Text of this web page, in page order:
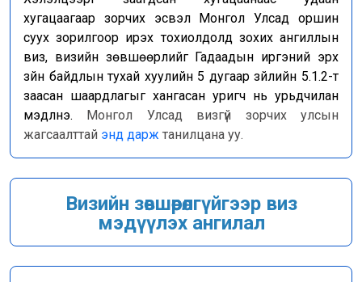
Бусад
Авлигын эсрэг үйл
ажиллагаа
Нээлттэй өгөгдөл
Хууль, Эрх зүй
Мэдээ, мэдээлэл
Төрийн болон
хугацаагаар зорчих эсвэл Монгол Улсад оршин
суух зорилгоор ирэх тохиолдолд зохих ангиллын
виз, визийн зөвшөөрлийг Гадаадын иргэний эрх
зүйн байдлын тухай хуулийн 5 дугаар зүйлийн 5.1.2-т
заасан шаардлагыг хангасан уригч нь урьдчилан
мэдүүлнэ. Монгол Улсад визгүй зорчих улсын
жагсаалттай энд дарж танилцана уу.
Визийн зөвшөөрөлгүйгээр виз
мэдүүлэх ангилал